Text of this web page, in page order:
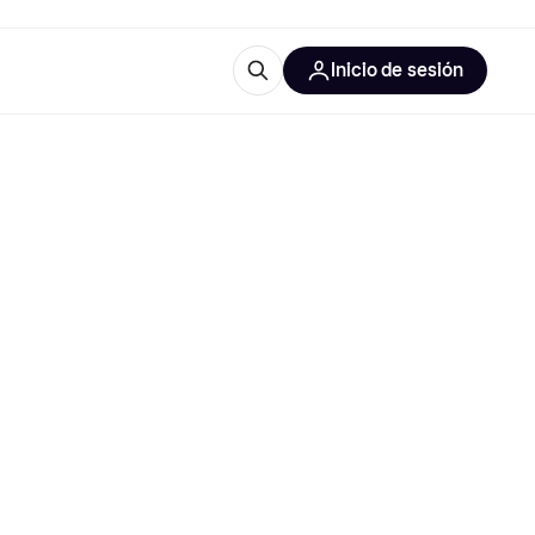
Inicio de sesión